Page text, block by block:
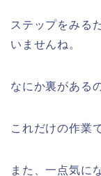
ステップをみる
いませんね。
なにか裏がある
これだけの作業
また、一点気に